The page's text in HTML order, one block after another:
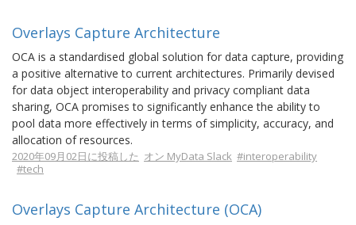
Overlays Capture Architecture
OCA is a standardised global solution for data capture, providing
a positive alternative to current architectures. Primarily devised
for data object interoperability and privacy compliant data
sharing, OCA promises to significantly enhance the ability to
pool data more effectively in terms of simplicity, accuracy, and
allocation of resources.
2020年09月02日に投稿した オン MyData Slack #interoperability
#tech
Overlays Capture Architecture (OCA)